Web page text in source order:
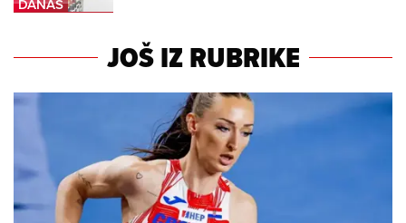
JOŠ IZ RUBRIKE